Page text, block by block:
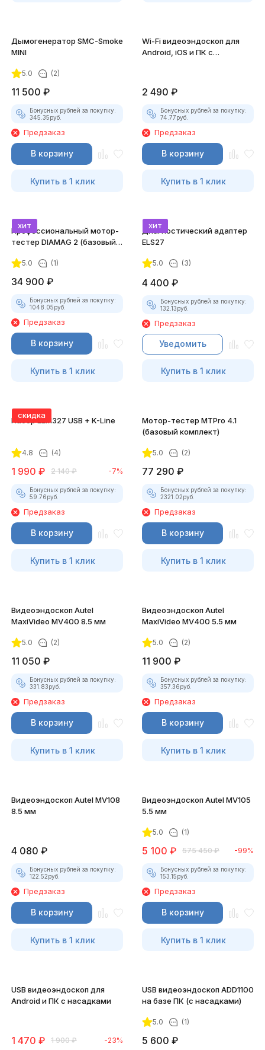
Дымогенератор SMC-Smoke
MINI
5.0 (2)
11 500 ₽
Бонусных рублей за покупку:
345.35руб.
Предзаказ
В корзину
Купить в 1 клик
Wi-Fi видеоэндоскоп для
Android, iOS и ПК с
2 490 ₽
Бонусных рублей за покупку:
74.77руб.
Предзаказ
В корзину
Купить в 1 клик
хит
Профессиональный мотор-
тестер DIAMAG 2 (базовый
5.0 (1)
34 900 ₽
Бонусных рублей за покупку:
1048.05руб.
Предзаказ
В корзину
Купить в 1 клик
хит
Диагностический адаптер
ELS27
5.0 (3)
4 400 ₽
Бонусных рублей за покупку:
132.13руб.
Предзаказ
Уведомить
Купить в 1 клик
скидка
Набор ELM327 USB + K-Line
4.8 (4)
1 990 ₽ 2 140 ₽ -7%
Бонусных рублей за покупку:
59.76руб.
Предзаказ
В корзину
Купить в 1 клик
Мотор-тестер MTPro 4.1
(базовый комплект)
5.0 (2)
77 290 ₽
Бонусных рублей за покупку:
2321.02руб.
Предзаказ
В корзину
Купить в 1 клик
Видеоэндоскоп Autel
MaxiVideo MV400 8.5 мм
5.0 (2)
11 050 ₽
Бонусных рублей за покупку:
331.83руб.
Предзаказ
В корзину
Купить в 1 клик
Видеоэндоскоп Autel
MaxiVideo MV400 5.5 мм
5.0 (2)
11 900 ₽
Бонусных рублей за покупку:
357.36руб.
Предзаказ
В корзину
Купить в 1 клик
Видеоэндоскоп Autel MV108
8.5 мм
4 080 ₽
Бонусных рублей за покупку:
122.52руб.
Предзаказ
В корзину
Купить в 1 клик
Видеоэндоскоп Autel MV105
5.5 мм
5.0 (1)
5 100 ₽ 575 450 ₽ -99%
Бонусных рублей за покупку:
153.15руб.
Предзаказ
В корзину
Купить в 1 клик
USB видеоэндоскоп для
Android и ПК с насадками
1 470 ₽ 1 900 ₽ -23%
USB видеоэндоскоп ADD1100
на базе ПК (с насадками)
5.0 (1)
5 600 ₽